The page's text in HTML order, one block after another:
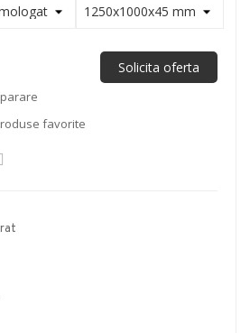
Solicita oferta
favorite